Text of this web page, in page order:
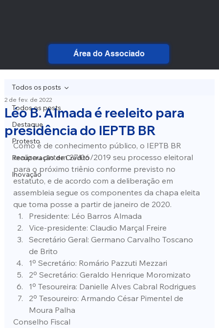
Área do Associado
Todos os posts
Destaque
Protesto
Recuperação de Crédito
Inovação
Todos os posts
Léo B. Almada é reeleito para
presidência do IEPTB BR
2 de fev. de 2022
Como é de conhecimento público, o IEPTB BR
realizou ontem 27/06/2019 seu processo eleitoral
para o próximo triênio conforme previsto no
estatuto, e de acordo com a deliberação em
assembleia segue os componentes da chapa eleita
que toma posse a partir de janeiro de 2020.
Presidente: Léo Barros Almada
Vice-presidente: Claudio Marçal Freire
Secretário Geral: Germano Carvalho Toscano
de Brito
1º Secretário: Romário Pazzuti Mezzari
2º Secretário: Geraldo Henrique Moromizato
1º Tesoureira: Danielle Alves Cabral Rodrigues
2º Tesoureiro: Armando César Pimentel de
Moura Palha
Conselho Fiscal